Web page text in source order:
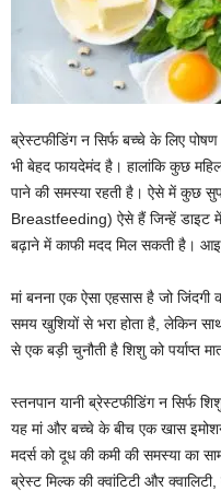
ब्रेस्टफीडिंग न सिर्फ बच्चे के लिए
भी बेहद फायदेमंद है। हालांकि कुछ
पाने की समस्या रहती है। ऐसे में कुछ
Breastfeeding) ऐसे हैं जिन्हें डाइट
बढ़ाने में काफी मदद मिल सकती है।
मां बनना एक ऐसा एहसास है जो
समय खुशियों से भरा होता है, लेकिन
से एक बड़ी चुनौती है शिशु को पर्याप्त
स्तनपान यानी ब्रेस्टफीडिंग न सिर्फ
यह मां और बच्चे के बीच एक खास
मदर्स को दूध की कमी की समस्या का
ब्रेस्ट मिल्क की क्वांटिटी और